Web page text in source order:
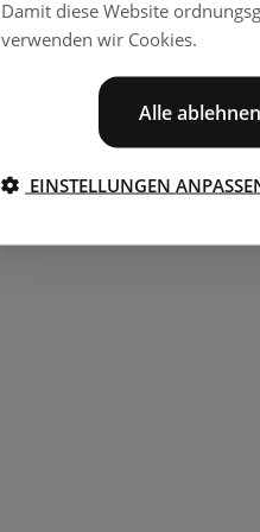
Damit diese Website
verwenden wir Cookies.
Alle ablehnen
EINSTELLUNGEN